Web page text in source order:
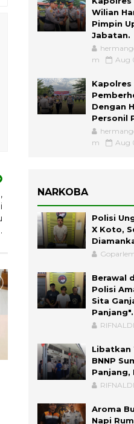
Wilian
Pimpin
Jabatan.
m
Aug
Kapolres
Dengan
Personil
m
Aug
NARKOBA
Polisi
X Koto,
Berawal
Polisi
Sita
Panjang".
RIFNALDI
Libatkan
BNNP
Panjang,
RIFNALDI
Aroma
Napi